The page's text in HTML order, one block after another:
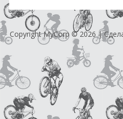
Copyright MyCorp © 2026|